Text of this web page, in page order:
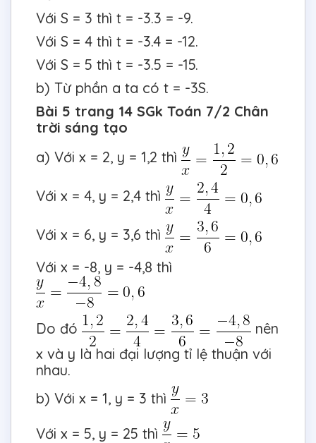
Với S = 3 thì t = -3.3 = -9.
Với S = 4 thì t = -3.4 = -12.
Với S = 5 thì t = -3.5 = -15.
b) Từ phần a ta có t = -3S.
Bài 5 trang 14 SGk Toán 7/2 Chân
trời sáng tạo
a) Với x = 2, y = 1,2 thì
Với x = 4, y = 2,4 thì
Với x = 6, y = 3,6 thì
Với x = -8, y = -4,8 thì
Do đó
nên
x và y là hai đại lượng tỉ lệ thuận với
nhau.
b) Với x = 1, y = 3 thì
Với x = 5, y = 25 thì